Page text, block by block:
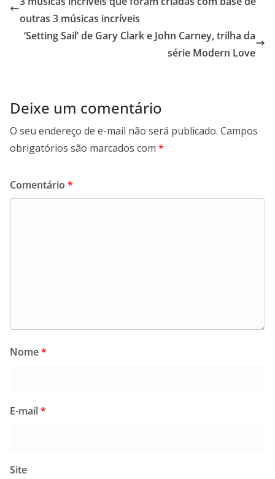
outras 3 músicas incríveis
‘Setting Sail’ de Gary Clark e John Carney, trilha da
série Modern Love
Deixe um comentário
O seu endereço de e-mail não será publicado. Campos
obrigatórios são marcados com *
Comentário *
Nome*
E-mail*
Site